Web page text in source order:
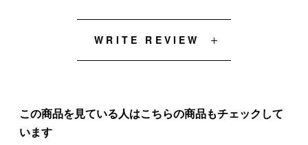
WRITE REVIEW
この商品を見ている人はこちらの商品もチェックして
います